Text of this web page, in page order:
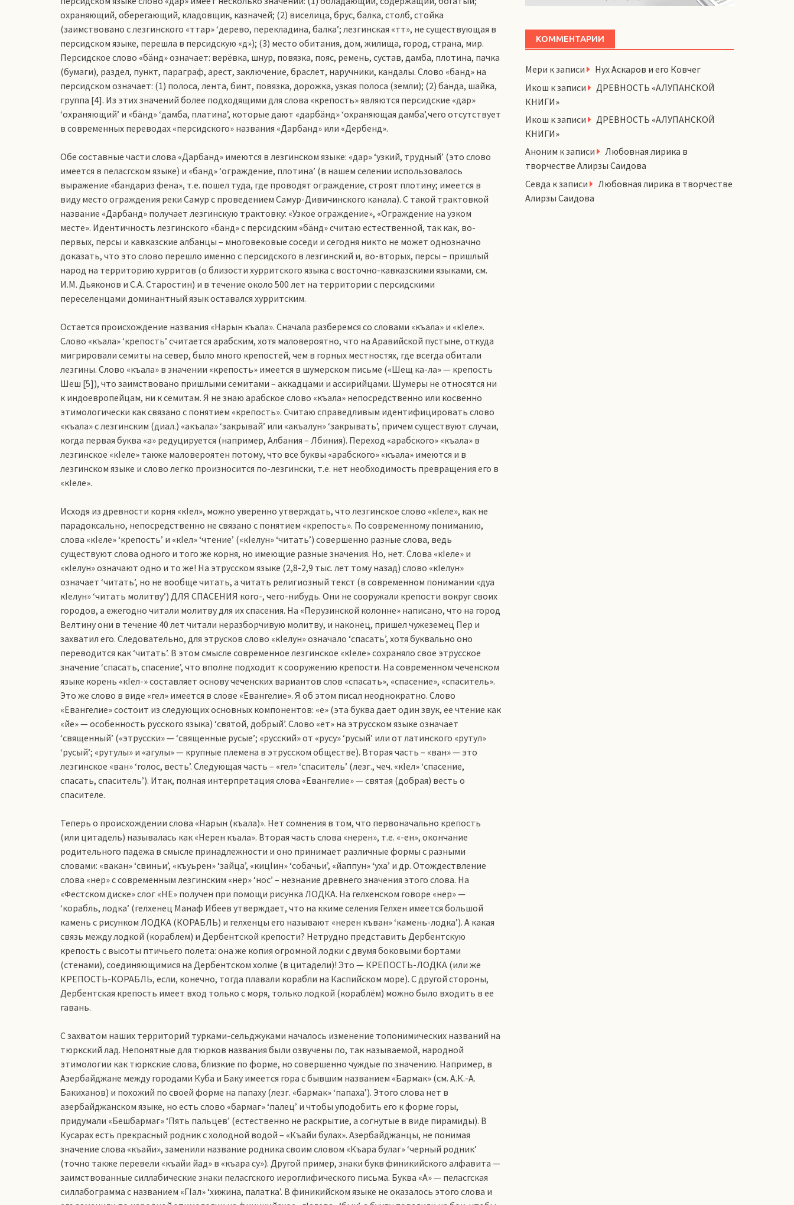
охраняющий, оберегающий, кладовщик, казначей; (2) виселица, брус, балка, столб, стойка
(заимствовано с лезгинского «ттар» ‘дерево, перекладина, балка’; лезгинская «тт», не существующая в
персидском языке, перешла в персидскую «д»); (3) место обитания, дом, жилища, город, страна, мир.
Персидское слово «бäнд» означает: верёвка, шнур, повязка, пояс, ремень, сустав, дамба, плотина, пачка
(бумаги), раздел, пункт, параграф, арест, заключение, браслет, наручники, кандалы. Слово «банд» на
персидском означает: (1) полоса, лента, бинт, повязка, дорожка, узкая полоса (земли); (2) банда, шайка,
группа [4]. Из этих значений более подходящими для слова «крепость» являются персидские «дар»
‘охраняющий’ и «бäнд» ‘дамба, платина’, которые дают «дарбäнд» ‘охраняющая дамба’,чего отсутствует
в современных переводах «персидского» названия «Дарбанд» или «Дербенд».
Обе составные части слова «Дарбанд» имеются в лезгинском языке: «дар» ‘узкий, трудный’ (это слово
имеется в пеласгском языке) и «банд» ‘ограждение, плотина’ (в нашем селении использовалось
выражение «бандариз фена», т.е. пошел туда, где проводят ограждение, строят плотину; имеется в
виду место ограждения реки Самур с проведением Самур-Дивичинского канала). С такой трактовкой
название «Дарбанд» получает лезгинскую трактовку: «Узкое ограждение», «Ограждение на узком
месте». Идентичность лезгинского «банд» с персидским «бäнд» считаю естественной, так как, во-
первых, персы и кавказские албанцы – многовековые соседи и сегодня никто не может однозначно
доказать, что это слово перешло именно с персидского в лезгинский и, во-вторых, персы – пришлый
народ на территорию хурритов (о близости хурритского языка с восточно-кавказскими языками, см.
И.М. Дьяконов и С.А. Старостин) и в течение около 500 лет на территории с персидскими
переселенцами доминантный язык оставался хурритским.
Остается происхождение названия «Нарын къала». Сначала разберемся со словами «къала» и «кIеле».
Слово «къала» ‘крепость’ считается арабским, хотя маловероятно, что на Аравийской пустыне, откуда
мигрировали семиты на север, было много крепостей, чем в горных местностях, где всегда обитали
лезгины. Слово «къала» в значении «крепость» имеется в шумерском письме («Шещ ка-ла» — крепость
Шеш [5]), что заимствовано пришлыми семитами – аккадцами и ассирийцами. Шумеры не относятся ни
к индоевропейцам, ни к семитам. Я не знаю арабское слово «къала» непосредственно или косвенно
этимологически как связано с понятием «крепость». Считаю справедливым идентифицировать слово
«къала» с лезгинским (диал.) «акъала» ‘закрывай’ или «акъалун» ‘закрывать’, причем существуют случаи,
когда первая буква «а» редуцируется (например, Албания – Лбиния). Переход «арабского» «къала» в
лезгинское «кIеле» также маловероятен потому, что все буквы «арабского» «къала» имеются и в
лезгинском языке и слово легко произносится по-лезгински, т.е. нет необходимость превращения его в
«кIеле».
Исходя из древности корня «кIел», можно уверенно утверждать, что лезгинское слово «кIеле», как не
парадоксально, непосредственно не связано с понятием «крепость». По современному пониманию,
слова «кIеле» ‘крепость’ и «кIел» ‘чтение’ («кIелун» ‘читать’) совершенно разные слова, ведь
существуют слова одного и того же корня, но имеющие разные значения. Но, нет. Слова «кIеле» и
«кIелун» означают одно и то же! На этрусском языке (2,8-2,9 тыс. лет тому назад) слово «кIелун»
означает ‘читать’, но не вообще читать, а читать религиозный текст (в современном понимании «дуа
кIелун» ‘читать молитву’) ДЛЯ СПАСЕНИЯ кого-, чего-нибудь. Они не сооружали крепости вокруг своих
городов, а ежегодно читали молитву для их спасения. На «Перузинской колонне» написано, что на город
Велтину они в течение 40 лет читали неразборчивую молитву, и наконец, пришел чужеземец Пер и
захватил его. Следовательно, для этрусков слово «кIелун» означало ‘спасать’, хотя буквально оно
переводится как ‘читать’. В этом смысле современное лезгинское «кIеле» сохраняло свое этрусское
значение ‘спасать, спасение’, что вполне подходит к сооружению крепости. На современном чеченском
языке корень «кIел-» составляет основу чеченских вариантов слов «спасать», «спасение», «спаситель».
Это же слово в виде «гел» имеется в слове «Евангелие». Я об этом писал неоднократно. Слово
«Евангелие» состоит из следующих основных компонентов: «е» (эта буква дает один звук, ее чтение как
«йе» — особенность русского языка) ‘святой, добрый’. Слово «ет» на этрусском языке означает
‘священный’ («этрусски» — ‘священные русые’; «русский» от «русу» ‘русый’ или от латинского «рутул»
‘русый’; «рутулы» и «агулы» — крупные племена в этрусском обществе). Вторая часть – «ван» — это
лезгинское «ван» ‘голос, весть’. Следующая часть – «гел» ‘спаситель’ (лезг., чеч. «кIел» ‘спасение,
спасать, спаситель’). Итак, полная интерпретация слова «Евангелие» — святая (добрая) весть о
спасителе.
Теперь о происхождении слова «Нарын (къала)». Нет сомнения в том, что первоначально крепость
(или цитадель) называлась как «Нерен къала». Вторая часть слова «нерен», т.е. «-ен», окончание
родительного падежа в смысле принадлежности и оно принимает различные формы с разными
словами: «вакан» ‘свиньи’, «къуьрен» ‘зайца’, «кицIин» ‘собачьи’, «йаппун» ‘уха’ и др. Отождествление
слова «нер» с современным лезгинским «нер» ‘нос’ – незнание древнего значения этого слова. На
«Фестском диске» слог «НЕ» получен при помощи рисунка ЛОДКА. На гелхенском говоре «нер» —
‘корабль, лодка’ (гелхенец Манаф Ибеев утверждает, что на ккиме селения Гелхен имеется большой
камень с рисунком ЛОДКА (КОРАБЛЬ) и гелхенцы его называют «нерен къван» ‘камень-лодка’). А какая
связь между лодкой (кораблем) и Дербентской крепости? Нетрудно представить Дербентскую
крепость с высоты птичьего полета: она же копия огромной лодки с двумя боковыми бортами
(стенами), соединяющимися на Дербентском холме (в цитадели)! Это — КРЕПОСТЬ-ЛОДКА (или же
КРЕПОСТЬ-КОРАБЛЬ, если, конечно, тогда плавали корабли на Каспийском море). С другой стороны,
Дербентская крепость имеет вход только с моря, только лодкой (кораблём) можно было входить в ее
гавань.
С захватом наших территорий турками-сельджуками началось изменение топонимических названий на
тюркский лад. Непонятные для тюрков названия были озвучены по, так называемой, народной
этимологии как тюркские слова, близкие по форме, но совершенно чуждые по значению. Например, в
Азербайджане между городами Куба и Баку имеется гора с бывшим названием «Бармак» (см. А.К.-А.
Бакиханов) и похожий по своей форме на папаху (лезг. «бармак» ‘папаха’). Этого слова нет в
азербайджанском языке, но есть слово «бармаг» ‘палец’ и чтобы уподобить его к форме горы,
придумали «Бешбармаг» ‘Пять пальцев’ (естественно не раскрытие, а согнутые в виде пирамиды). В
Кусарах есть прекрасный родник с холодной водой – «Къайи булах». Азербайджанцы, не понимая
значение слова «къайи», заменили название родника своим словом «Къара булаг» ‘черный родник’
(точно также перевели «къайи йад» в «къара су»). Другой пример, знаки букв финикийского алфавита —
заимствованные силлабические знаки пеласгского иероглифического письма. Буква «А» — пеласгская
силлабограмма с названием «ГIал» ‘хижина, палатка’. В финикийском языке не оказалось этого слова и
КОММЕНТАРИИ
Мери к записи
Нух Аскаров и его Ковчег
Икош к записи
ДРЕВНОСТЬ «АЛУПАНСКОЙ
КНИГИ»
Икош к записи
ДРЕВНОСТЬ «АЛУПАНСКОЙ
КНИГИ»
Аноним к записи
Любовная лирика в
творчестве Алирзы Саидова
Севда к записи
Любовная лирика в творчестве
Алирзы Саидова